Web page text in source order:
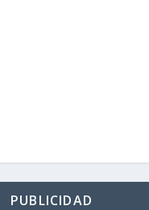
PUBLICIDAD